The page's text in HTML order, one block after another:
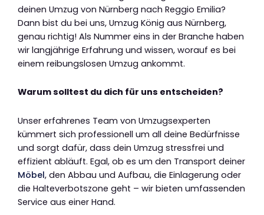
deinen Umzug von Nürnberg nach Reggio Emilia?
Dann bist du bei uns, Umzug König aus Nürnberg,
genau richtig! Als Nummer eins in der Branche haben
wir langjährige Erfahrung und wissen, worauf es bei
einem reibungslosen Umzug ankommt.
Warum solltest du dich für uns entscheiden?
Unser erfahrenes Team von Umzugsexperten
kümmert sich professionell um all deine Bedürfnisse
und sorgt dafür, dass dein Umzug stressfrei und
effizient abläuft. Egal, ob es um den Transport deiner
Möbel, den Abbau und Aufbau, die Einlagerung oder
die Halteverbotszone geht – wir bieten umfassenden
Service aus einer Hand.